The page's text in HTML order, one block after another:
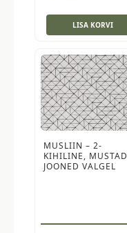
LISA KORVI
MUSLIIN – 2-
KIHILINE, MUSTAD
JOONED VALGEL